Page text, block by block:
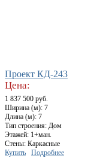
Проект КД-243
Цена:
1 837 500 руб.
Ширина (м): 7
Длина (м): 7
Тип строения: Дом
Этажей: 1+ман.
Стены: Каркасные
Купить
Подробнее